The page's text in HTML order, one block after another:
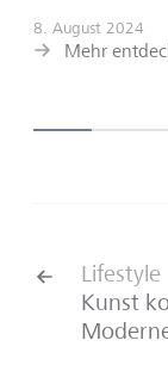
8. August 2024
Mehr
Lifestyle
Kunst